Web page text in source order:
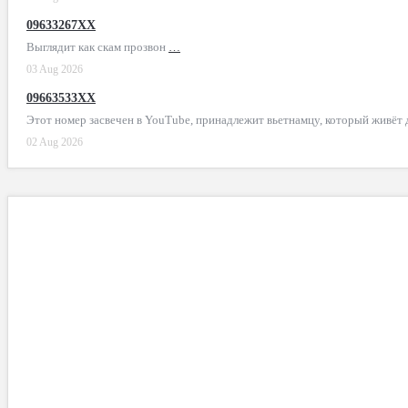
09633267XX
Выглядит как скам прозвон …
03 Aug 2026
09663533XX
Этот номер засвечен в YouTube, принадлежит вьетнамцу, который живёт
02 Aug 2026